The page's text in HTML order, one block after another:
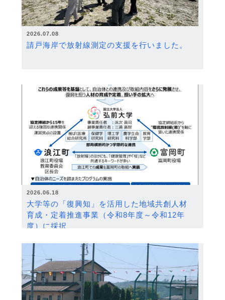
2026.07.08
請戸海岸で放射線測定の支援を行いました。
2026.06.18
大学等の「復興知」を活用した地域共創人材
育成・定着推進事業（令和8年度～令和12年
度）に採択